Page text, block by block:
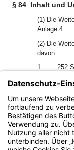
§ 84 Inhalt und
(1) Die
Anlage 4.
(2) Die
davon
1.
252
2.
eine
3.
32
Bayern.de